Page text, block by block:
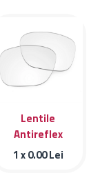
Lentile
Antireflex
1 x0.00Lei